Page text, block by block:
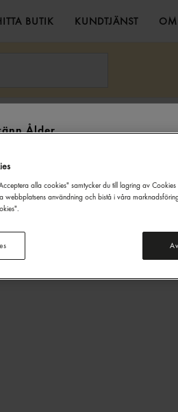
BUTIK KUNDTJÄNST
alla cookies" samtycker du till lagring av
webbplatsens användning och bistå i våra
Ålder
på denna webbplats måste du vara
ÄR UNDER 20 ÅR JAG ÄR 20